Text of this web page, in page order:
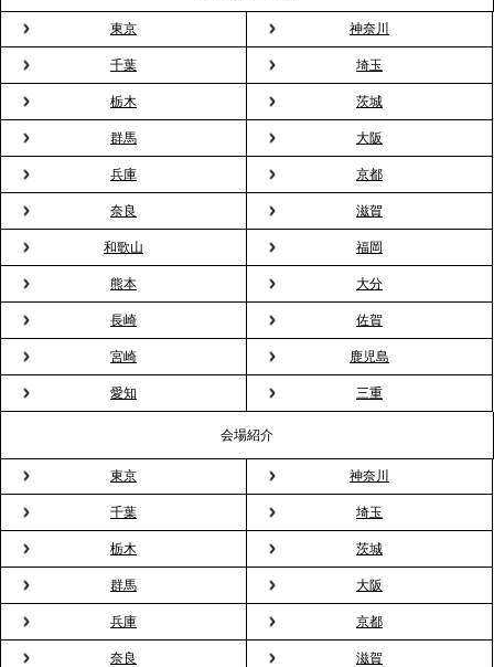
ドブルが紹介されました
2026.3.23
プレスリリースのご案内｜入社式の“そのまま懇親
会”が企業で広がる。 新入社員の交流を支える『オフ
ィスケータリング』という新しい活用法
2026.3.20
NHK「ニュースウオッチ9」で、2ndTable「室内花
見」が紹介されました
2026.3.16
プレスリリースのご案内｜2026年、春の親睦は「花
粉レス」な室内花見。福利厚生としても注目され
る、快適で新しいお花見体験
2026.3.5
プレスリリースのご案内｜「室内お花見」の法人利
用が前年比4倍に急増。オフィスに桜が届く福利厚生
の新定番
2026.2.13
プレスリリースのご案内｜オフィスが「１日限定の
東京 神奈川
千葉 埼玉
栃木 茨城
群馬 大阪
兵庫 京都
奈良 滋賀
和歌山 福岡
熊本 大分
長崎 佐賀
宮崎 鹿児島
愛知 三重
会場紹介
東京 神奈川
千葉 埼玉
栃木 茨城
群馬 大阪
兵庫 京都
奈良 滋賀